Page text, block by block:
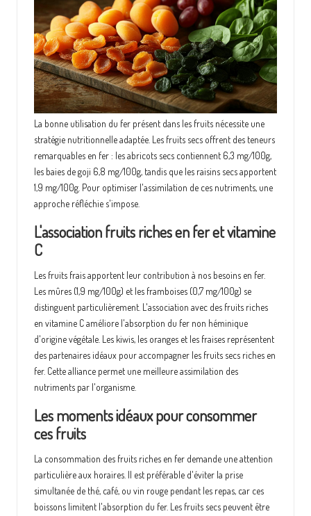
La bonne utilisation du fer présent dans les fruits nécessite une
stratégie nutritionnelle adaptée. Les fruits secs offrent des teneurs
remarquables en fer : les abricots secs contiennent 6,3 mg/100g,
les baies de goji 6,8 mg/100g, tandis que les raisins secs apportent
1,9 mg/100g. Pour optimiser l'assimilation de ces nutriments, une
approche réfléchie s'impose.
L'association fruits riches en fer et vitamine
C
Les fruits frais apportent leur contribution à nos besoins en fer.
Les mûres (1,9 mg/100g) et les framboises (0,7 mg/100g) se
distinguent particulièrement. L'association avec des fruits riches
en vitamine C améliore l'absorption du fer non héminique
d'origine végétale. Les kiwis, les oranges et les fraises représentent
des partenaires idéaux pour accompagner les fruits secs riches en
fer. Cette alliance permet une meilleure assimilation des
nutriments par l'organisme.
Les moments idéaux pour consommer
ces fruits
La consommation des fruits riches en fer demande une attention
particulière aux horaires. Il est préférable d'éviter la prise
simultanée de thé, café, ou vin rouge pendant les repas, car ces
boissons limitent l'absorption du fer. Les fruits secs peuvent être